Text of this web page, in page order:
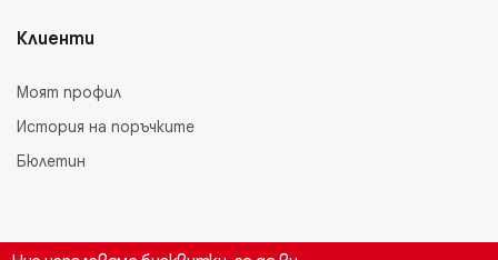
Клиенти
Моят профил
История на поръчките
Бюлетин